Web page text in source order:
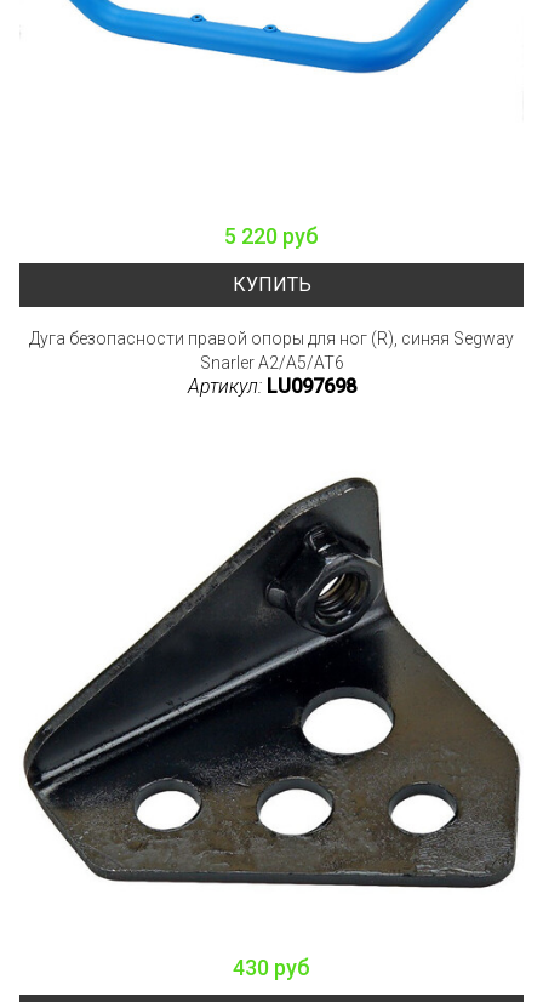
5 220 руб
КУПИТЬ
Дуга безопасности правой опоры для ног (R), синяя Segway
Snarler A2/A5/AT6
Артикул: LU097698
430 руб